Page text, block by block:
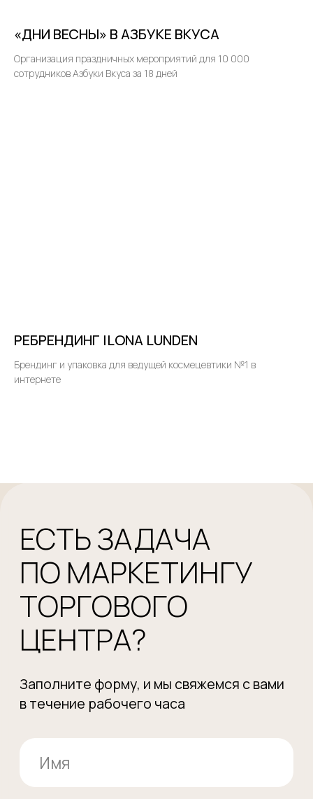
«ДНИ ВЕСНЫ» В АЗБУКЕ ВКУСА
Организация праздничных мероприятий для 10 000
сотрудников Азбуки Вкуса за 18 дней
РЕБРЕНДИНГ ILONA LUNDEN
Брендинг и упаковка для ведущей космецевтики №1 в
интернете